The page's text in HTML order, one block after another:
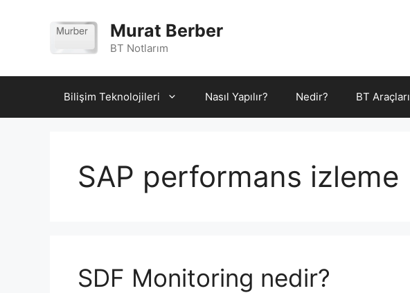
Murat Berber
BT Notlarım
Bilişim Teknolojileri Nasıl Yapılır? Nedir? BT Araçları
SAP performans izleme
SDF Monitoring nedir?